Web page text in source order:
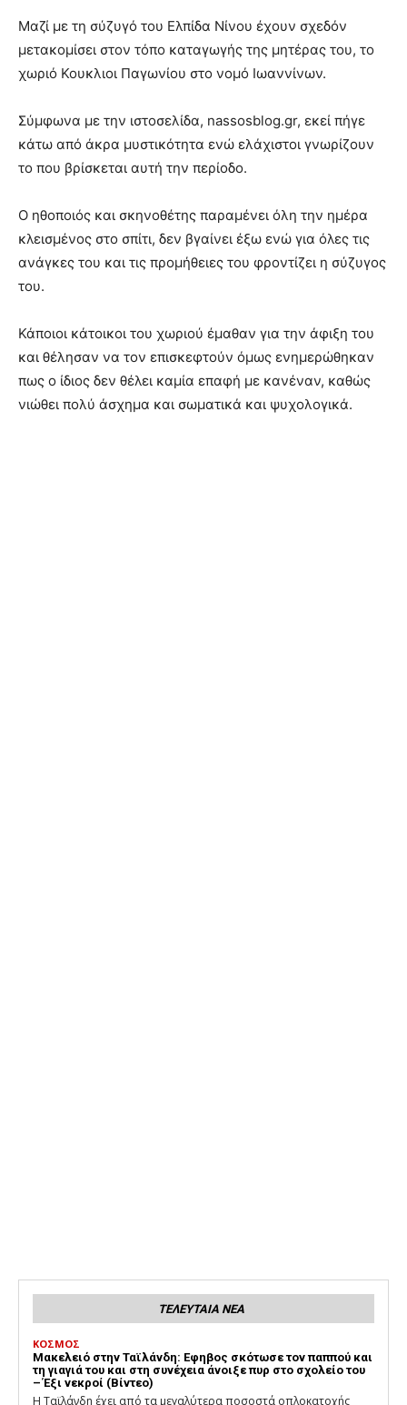
Μαζί με τη σύζυγό του Ελπίδα Νίνου έχουν σχεδόν
μετακομίσει στον τόπο καταγωγής της μητέρας του, το
χωριό Κουκλιοι Παγωνίου στο νομό Ιωαννίνων.
Σύμφωνα με την ιστοσελίδα, nassosblog.gr, εκεί πήγε
κάτω από άκρα μυστικότητα ενώ ελάχιστοι γνωρίζουν
το που βρίσκεται αυτή την περίοδο.
Ο ηθοποιός και σκηνοθέτης παραμένει όλη την ημέρα
κλεισμένος στο σπίτι, δεν βγαίνει έξω ενώ για όλες τις
ανάγκες του και τις προμήθειες του φροντίζει η σύζυγος
του.
Κάποιοι κάτοικοι του χωριού έμαθαν για την άφιξη του
και θέλησαν να τον επισκεφτούν όμως ενημερώθηκαν
πως ο ίδιος δεν θέλει καμία επαφή με κανέναν, καθώς
νιώθει πολύ άσχημα και σωματικά και ψυχολογικά.
ΤΕΛΕΥΤΑΙΑ ΝΕΑ
ΚΟΣΜΟΣ
Μακελειό στην Ταϊλάνδη: Εφηβος σκότωσε τον παππού και
τη γιαγιά του και στη συνέχεια άνοιξε πυρ στο σχολείο του
– Έξι νεκροί (Βίντεο)
Η Ταϊλάνδη έχει από τα μεγαλύτερα ποσοστά οπλοκατοχής